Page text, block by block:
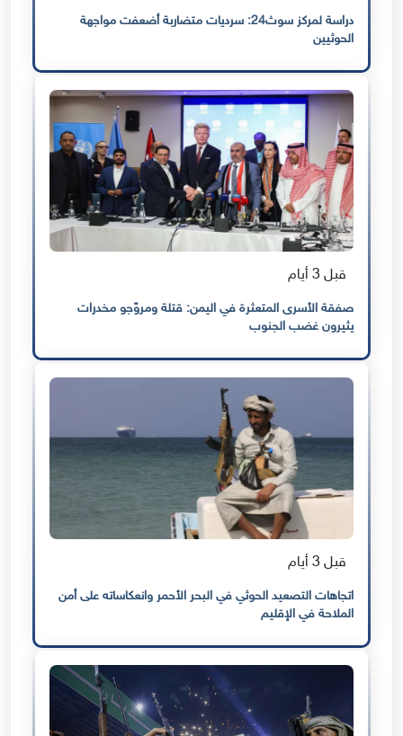
دراسة لمركز سوث24: سرديات متضاربة أضعفت مواجهة
الحوثيين
قبل 3 أيام
صفقة الأسرى المتعثرة في اليمن: قتلة ومروّجو مخدرات
يثيرون غضب الجنوب
قبل 3 أيام
اتجاهات التصعيد الحوثي في البحر الأحمر وانعكاساته على أمن
الملاحة في الإقليم